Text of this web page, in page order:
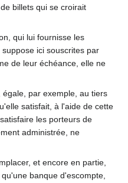
billets qui se croirait
qui lui fournisse les
ici souscrites par
de leur échéance, elle ne
par exemple, au tiers
satisfait, à l'aide de cette
les porteurs de
administrée, ne
et encore en partie,
banque d'escompte,